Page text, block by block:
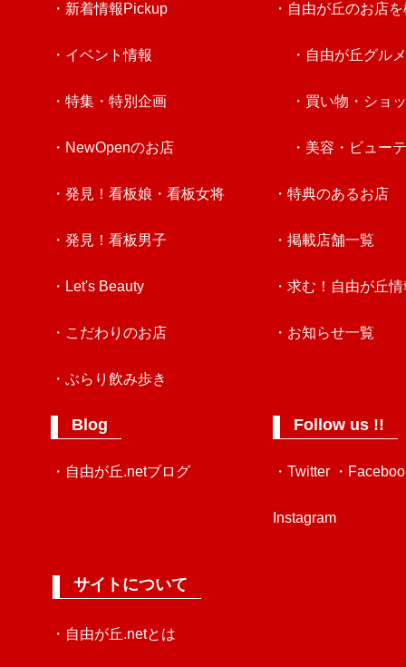
・新着情報Pickup
・イベント情報
・特集・特別企画
・NewOpenのお店
・発見！看板娘・看板女将
・発見！看板男子
・Let's Beauty
・こだわりのお店
・ぶらり飲み歩き
Blog
・自由が丘.netブログ
・自由が丘のお店
・自由が丘グルメ
・買い物・ショ
・美容・ビュー
・特典のあるお店
・掲載店舗一覧
・求む！自由が丘
・お知らせ一覧
Follow us !!
・Twitter ・
Instagram
サイトについて
・自由が丘.netとは